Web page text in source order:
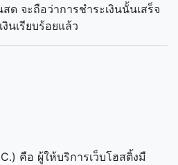
ด จะถือว่าการชำระเงินนั้นเสร็จ
นเรียบร้อยแล้ว
คือ ผู้ให้บริการเว็บโฮสติ้งมื